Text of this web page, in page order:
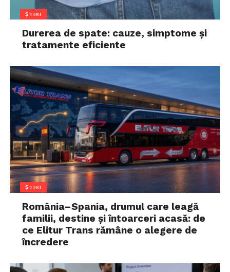
ȘTIRI
Durerea de spate: cauze, simptome și
tratamente eficiente
ȘTIRI
România–Spania, drumul care leagă
familii, destine și întoarceri acasă: de
ce Elitur Trans rămâne o alegere de
încredere